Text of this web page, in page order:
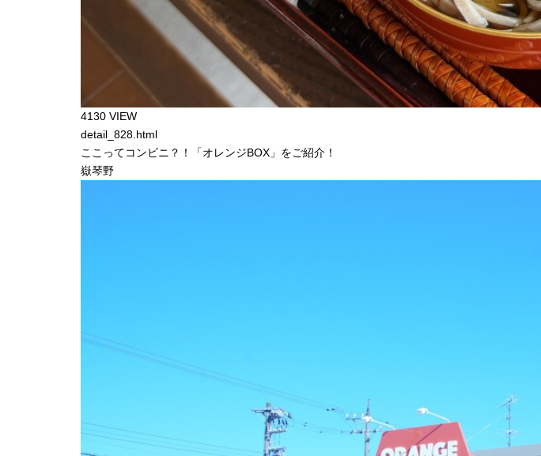
4130 VIEW
detail_828.html
ここってコンビニ？！「オレンジBOX」をご紹介！
嶽琴野